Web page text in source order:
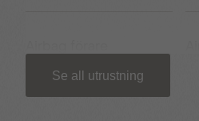
Se all utrustning